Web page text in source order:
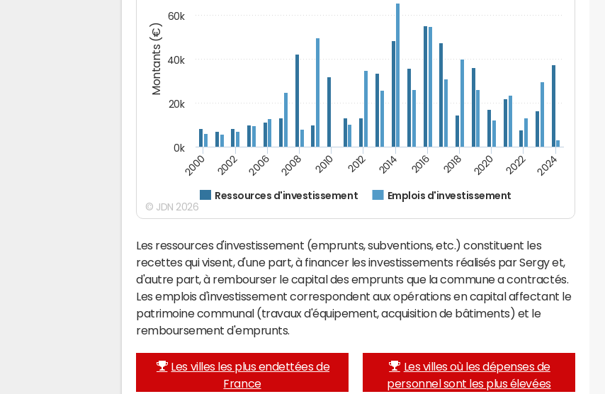
Montants (€)
Ressources d'investissement Emplois d'investissement
2000 2002 2006 2008 2010 2012 2014 2016 2018 2020 2022 2024
0k
20k
40k
60k
© JDN 2026
Les ressources d'investissement (emprunts, subventions, etc.) constituent les
recettes qui visent, d'une part, à financer les investissements réalisés par Sergy et,
d'autre part, à rembourser le capital des emprunts que la commune a contractés.
Les emplois d'investissement correspondent aux opérations en capital affectant le
patrimoine communal (travaux d'équipement, acquisition de bâtiments) et le
remboursement d'emprunts.
Les villes les plus endettées de
France
Les villes où les dépenses de
personnel sont les plus élevées